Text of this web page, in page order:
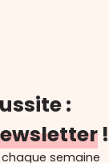
:
!
semaine